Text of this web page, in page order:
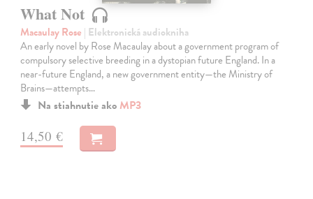
What Not
Macaulay Rose | Elektronická audiokniha
An early novel by Rose Macaulay about a government program of
compulsory selective breeding in a dystopian future England. In a
near-future England, a new government entity—the Ministry of
Brains—attempts…
Na stiahnutie ako MP3
14,50 €